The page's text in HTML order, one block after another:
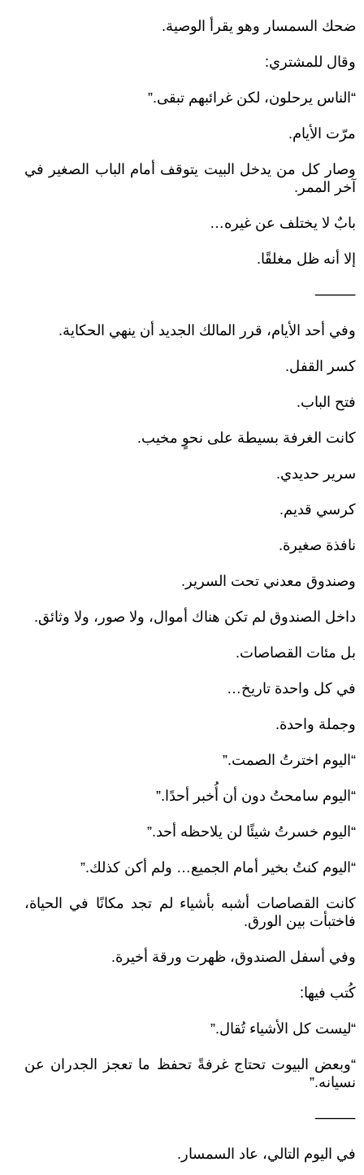
ضحك السمسار وهو يقرأ الوصية.
وقال للمشتري:
“الناس يرحلون، لكن غرائبهم تبقى.”
مرّت الأيام.
وصار كل من يدخل البيت يتوقف أمام الباب الصغير في
آخر الممر.
بابٌ لا يختلف عن غيره…
إلا أنه ظل مغلقًا.
⸻
وفي أحد الأيام، قرر المالك الجديد أن ينهي الحكاية.
كسر القفل.
فتح الباب.
كانت الغرفة بسيطة على نحوٍ مخيب.
سرير حديدي.
كرسي قديم.
نافذة صغيرة.
وصندوق معدني تحت السرير.
داخل الصندوق لم تكن هناك أموال، ولا صور، ولا وثائق.
بل مئات القصاصات.
في كل واحدة تاريخ…
وجملة واحدة.
“اليوم اخترتُ الصمت.”
“اليوم سامحتُ دون أن أُخبر أحدًا.”
“اليوم خسرتُ شيئًا لن يلاحظه أحد.”
“اليوم كنتُ بخير أمام الجميع… ولم أكن كذلك.”
كانت القصاصات أشبه بأشياء لم تجد مكانًا في الحياة،
فاختبأت بين الورق.
وفي أسفل الصندوق، ظهرت ورقة أخيرة.
كُتب فيها:
“ليست كل الأشياء تُقال.”
“وبعض البيوت تحتاج غرفةً تحفظ ما تعجز الجدران عن
نسيانه.”
⸻
في اليوم التالي، عاد السمسار.